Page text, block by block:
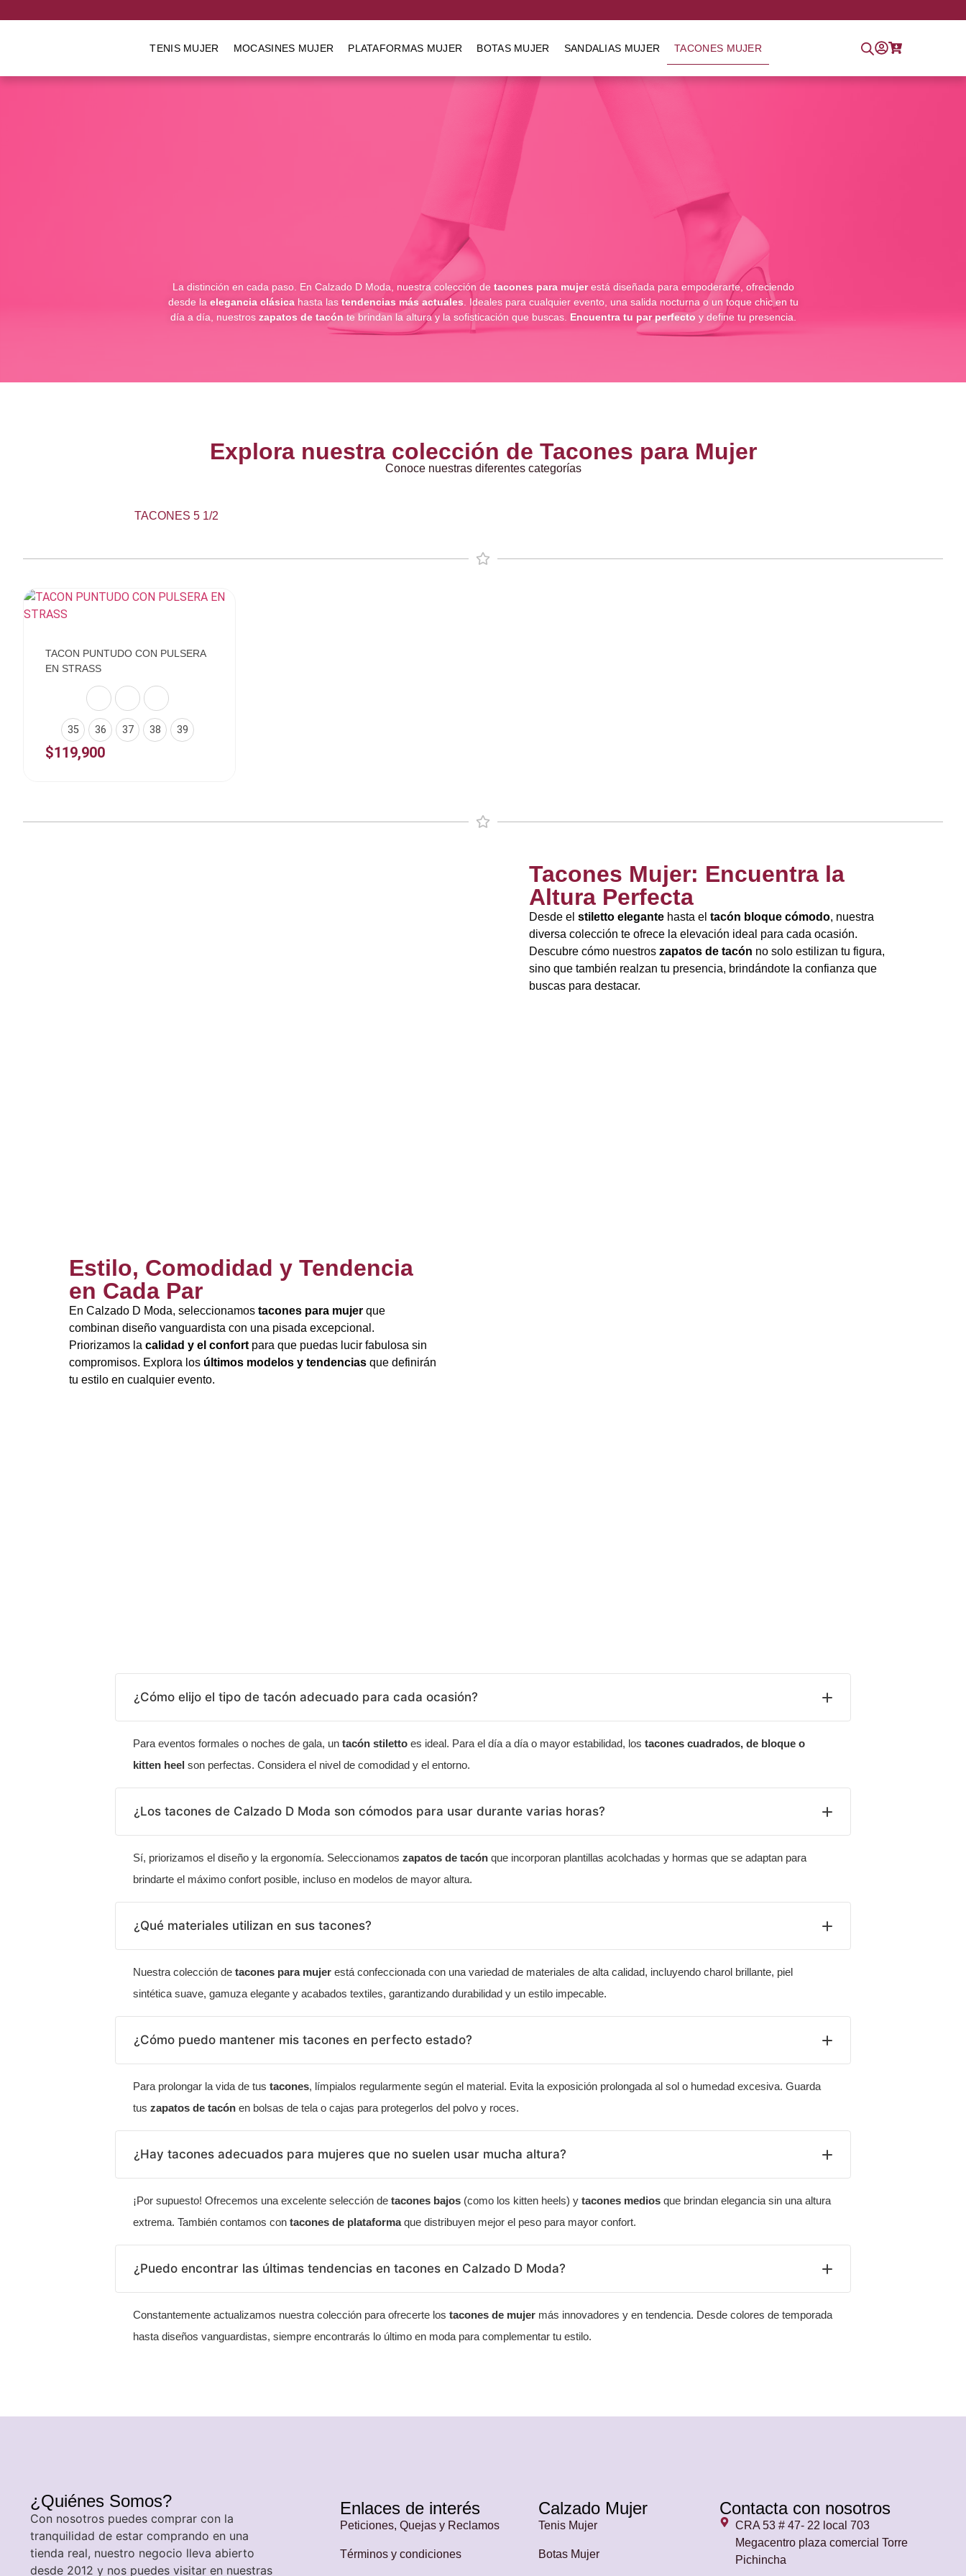
TENIS MUJER MOCASINES MUJER PLATAFORMAS MUJER BOTAS MUJER SANDALIAS MUJER TACONES MUJER
La distinción en cada paso. En Calzado D Moda, nuestra colección de tacones para mujerestá diseñada para empoderarte, ofreciendo
desde la elegancia clásicahasta las tendencias más actuales . Ideales para cualquier evento, una salida nocturna o un toque chic en tu
día a día, nuestros zapatos de tacónte brindan la altura y la sofisticación que buscas. Encuentra tu par perfecto y define tu presencia.
Explora nuestra colección de Tacones para Mujer
Conoce nuestras diferentes categorías
TACONES 5 1/2
TACON PUNTUDO CON PULSERA
EN STRASS
35 36 37 38 39
$119,900
Tacones Mujer: Encuentra la
Altura Perfecta
Desde el stiletto elegante hasta el tacón bloque cómodo, nuestra
diversa colección te ofrece la elevación ideal para cada ocasión.
Descubre cómo nuestros zapatos de tacón no solo estilizan tu figura,
sino que también realzan tu presencia, brindándote la confianza que
buscas para destacar.
Estilo, Comodidad y Tendencia
en Cada Par
En Calzado D Moda, seleccionamos tacones para mujer que
combinan diseño vanguardista con una pisada excepcional.
Priorizamos la calidad y el confort para que puedas lucir fabulosa sin
compromisos. Explora los últimos modelos y tendencias que definirán
tu estilo en cualquier evento.
¿Cómo elijo el tipo de tacón adecuado para cada ocasión?
Para eventos formales o noches de gala, un tacón stiletto es ideal. Para el día a día o mayor estabilidad, los tacones cuadrados, de bloque o
kitten heel son perfectas. Considera el nivel de comodidad y el entorno.
¿Los tacones de Calzado D Moda son cómodos para usar durante varias horas?
Sí, priorizamos el diseño y la ergonomía. Seleccionamos zapatos de tacón que incorporan plantillas acolchadas y hormas que se adaptan para
brindarte el máximo confort posible, incluso en modelos de mayor altura.
¿Qué materiales utilizan en sus tacones?
Nuestra colección de tacones para mujer está confeccionada con una variedad de materiales de alta calidad, incluyendo charol brillante, piel
sintética suave, gamuza elegante y acabados textiles, garantizando durabilidad y un estilo impecable.
¿Cómo puedo mantener mis tacones en perfecto estado?
Para prolongar la vida de tus tacones, límpialos regularmente según el material. Evita la exposición prolongada al sol o humedad excesiva. Guarda
tus zapatos de tacón en bolsas de tela o cajas para protegerlos del polvo y roces.
¿Hay tacones adecuados para mujeres que no suelen usar mucha altura?
¡Por supuesto! Ofrecemos una excelente selección de tacones bajos (como los kitten heels) y tacones medios que brindan elegancia sin una altura
extrema. También contamos con tacones de plataformaque distribuyen mejor el peso para mayor confort.
¿Puedo encontrar las últimas tendencias en tacones en Calzado D Moda?
Constantemente actualizamos nuestra colección para ofrecerte los tacones de mujer más innovadores y en tendencia. Desde colores de temporada
hasta diseños vanguardistas, siempre encontrarás lo último en moda para complementar tu estilo.
¿Quiénes Somos?
Con nosotros puedes comprar con la
tranquilidad de estar comprando en una
tienda real, nuestro negocio lleva abierto
desde 2012 y nos puedes visitar en nuestras
Enlaces de interés
Peticiones, Quejas y Reclamos
Términos y condiciones
Calzado Mujer
Tenis Mujer
Botas Mujer
Contacta con nosotros
CRA 53 # 47- 22 local 703
Megacentro plaza comercial Torre
Pichincha